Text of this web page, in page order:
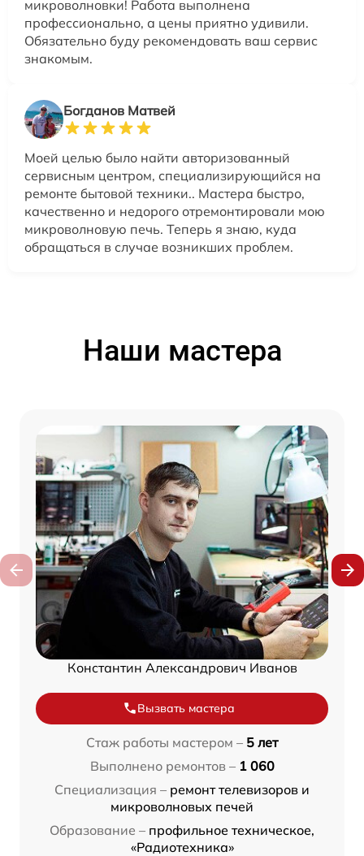
микроволновки! Работа выполнена
профессионально, а цены приятно удивили.
Обязательно буду рекомендовать ваш сервис
знакомым.
Богданов Матвей
Моей целью было найти авторизованный
сервисным центром, специализирующийся на
ремонте бытовой техники.. Мастера быстро,
качественно и недорого отремонтировали мою
микроволновую печь. Теперь я знаю, куда
обращаться в случае возникших проблем.
Наши мастера
Константин Александрович Иванов
Вызвать мастера
Стаж работы мастером – 5 лет
Выполнено ремонтов – 1 060
Специализация – ремонт телевизоров и
микроволновых печей
Образование – профильное техническое,
«Радиотехника»